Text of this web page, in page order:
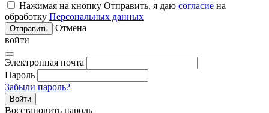
Нажимая на кнопку Отправить, я даю согласие на
обработку Персональных данных
Отправить
Отмена
войти
Электронная почта
Пароль
Забыли пароль?
Войти
Восстановить пароль